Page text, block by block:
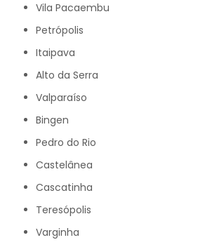
Vila Pacaembu
Petrópolis
Itaipava
Alto da Serra
Valparaíso
Bingen
Pedro do Rio
Castelânea
Cascatinha
Teresópolis
Varginha